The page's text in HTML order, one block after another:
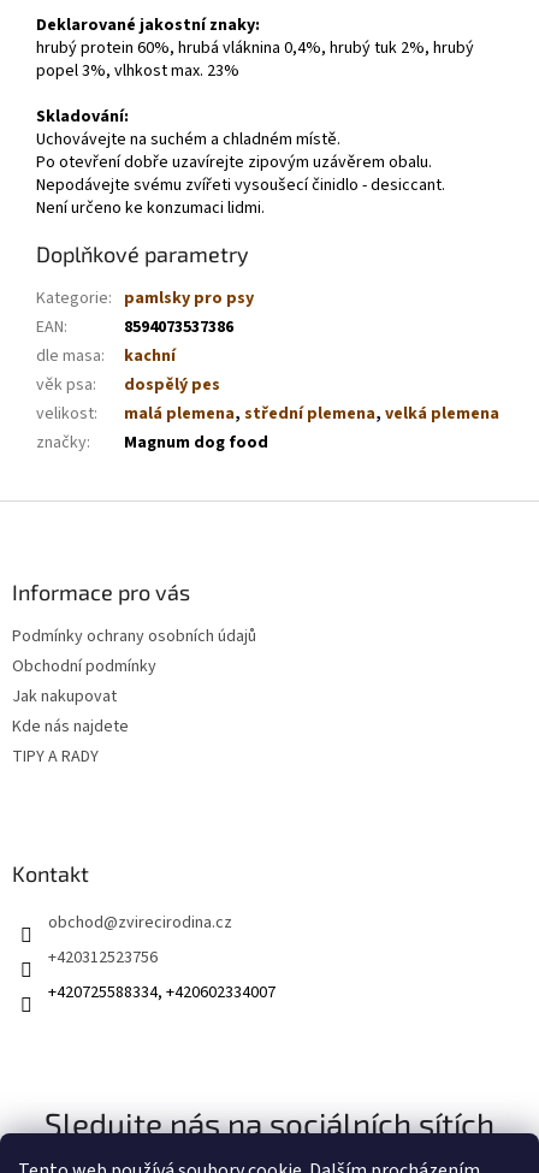
Deklarované jakostní znaky:
hrubý protein 60%, hrubá vláknina 0,4%, hrubý tuk 2%, hrubý
popel 3%, vlhkost max. 23%
Skladování:
Uchovávejte na suchém a chladném místě.
Po otevření dobře uzavírejte zipovým uzávěrem obalu.
Nepodávejte svému zvířeti vysoušecí činidlo - desiccant.
Není určeno ke konzumaci lidmi.
Doplňkové parametry
Kategorie: pamlsky pro psy
EAN:
8594073537386
dle masa:
kachní
věk psa:
dospělý pes
velikost: malá plemena, střední plemena, velká plemena
značky: Magnum dog food
Informace pro vás
Podmínky ochrany osobních údajů
Obchodní podmínky
Jak nakupovat
Kde nás najdete
TIPY A RADY
Kontakt
obchod@zvirecirodina.cz
+420312523756
+420725588334, +420602334007
Sledujte nás na sociálních sítích